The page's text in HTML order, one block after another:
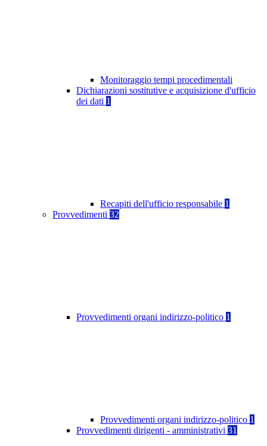
Monitoraggio tempi procedimentali
Dichiarazioni sostitutive e acquisizione d'ufficio
dei dati 1
Recapiti dell'ufficio responsabile 1
Provvedimenti 32
Provvedimenti organi indirizzo-politico 1
Provvedimenti organi indirizzo-politico 1
Provvedimenti dirigenti - amministrativi 31